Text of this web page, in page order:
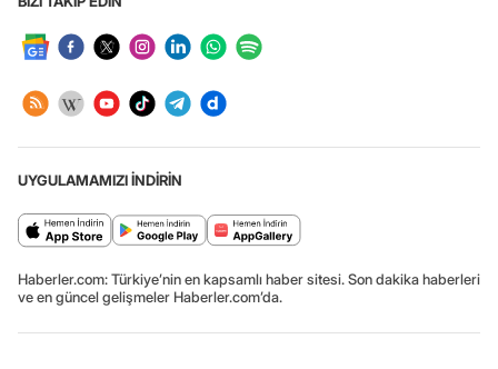
UYGULAMAMIZI İNDİRİN
Haberler.com: Türkiye’nin en kapsamlı haber sitesi. Son dakika haberleri
ve en güncel gelişmeler Haberler.com’da.